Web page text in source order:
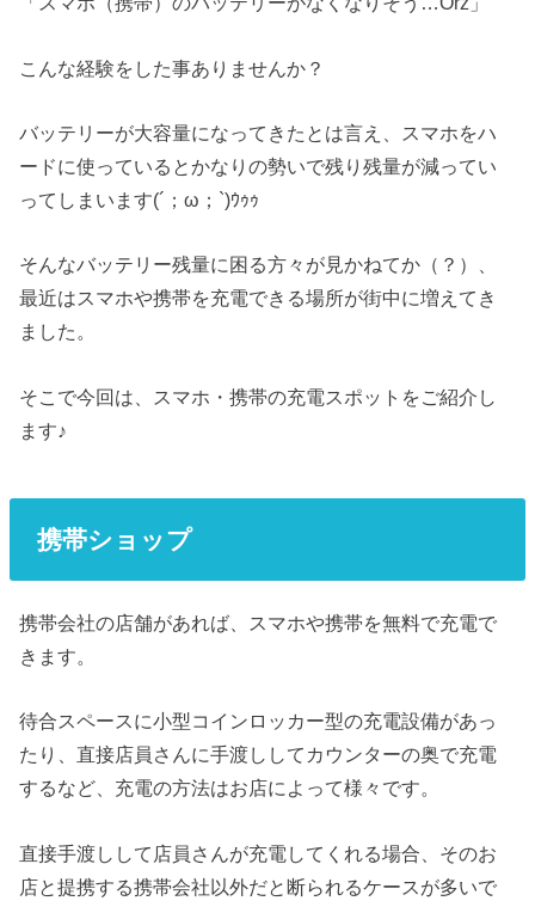
こんな経験をした事ありませんか？
バッテリーが大容量になってきたとは言え、スマホをハ
ードに使っているとかなりの勢いで残り残量が減ってい
ってしまいます(´；ω；`)ｳｩｩ
そんなバッテリー残量に困る方々が見かねてか（？）、
最近はスマホや携帯を充電できる場所が街中に増えてき
ました。
そこで今回は、スマホ・携帯の充電スポットをご紹介し
ます♪
携帯ショップ
携帯会社の店舗があれば、スマホや携帯を無料で充電で
きます。
待合スペースに小型コインロッカー型の充電設備があっ
たり、直接店員さんに手渡ししてカウンターの奥で充電
するなど、充電の方法はお店によって様々です。
直接手渡しして店員さんが充電してくれる場合、そのお
店と提携する携帯会社以外だと断られるケースが多いで